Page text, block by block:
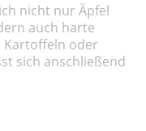
nicht nur Äpfel
auch harte
Kartoffeln oder
sich anschließend